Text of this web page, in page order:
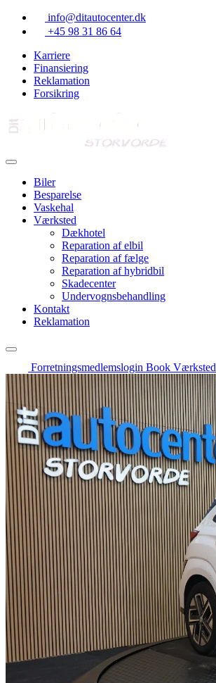
Skip
info@ditautocenter.dk
+45 98 31 86 64
Karriere
Finansiering
Reklamation
Forsikring
Biler
Besparelse
Vaskehal
Værksted
Dækhotel
Reparation af elbil
Reparation af fælge
Reparation af hybridbil
Skadecenter
Undervognsbehandling
Kontakt
Reklamation
Forretningsmedlemslogin Book Værksted